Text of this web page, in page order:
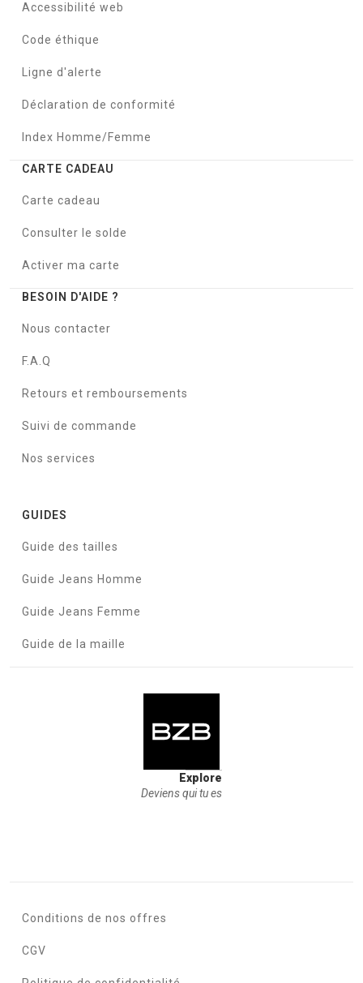
Accessibilité web
Code éthique
Ligne d'alerte
Déclaration de conformité
Index Homme/Femme
CARTE CADEAU
Carte cadeau
Consulter le solde
Activer ma carte
BESOIN D'AIDE ?
Nous contacter
F.A.Q
Retours et remboursements
Suivi de commande
Nos services
GUIDES
Guide des tailles
Guide Jeans Homme
Guide Jeans Femme
Guide de la maille
Explore
Deviens qui tu es
Conditions de nos offres
CGV